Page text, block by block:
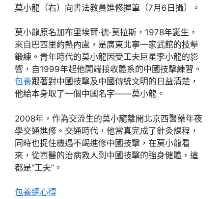
莫小龍（右）向書法教員進修握筆（7月6日攝）。
莫小龍原名加布里埃爾·德·莫拉斯，1978年誕生，
來自巴西里約熱內盧，是廣東北寧一家武館的技擊
鍛練。青年時代的莫小龍因受工夫巨星李小龍的影
響，自1999年起他開端接收體系的中國技擊練習。
包養跟著對中國技擊及中國傳統文明的日益清楚，
他給本身取了一個中國名字——莫小龍。
2008年，作為交流生的莫小龍離開北京西醫藥年夜
學交通進修。交通時代，他當真完成了針灸課程，
同時也捉住機遇不竭進修中國技擊，在莫小龍看
來，從西醫的治病救人到中國技擊的強身健體，這
都是“工夫”。
包養網心得